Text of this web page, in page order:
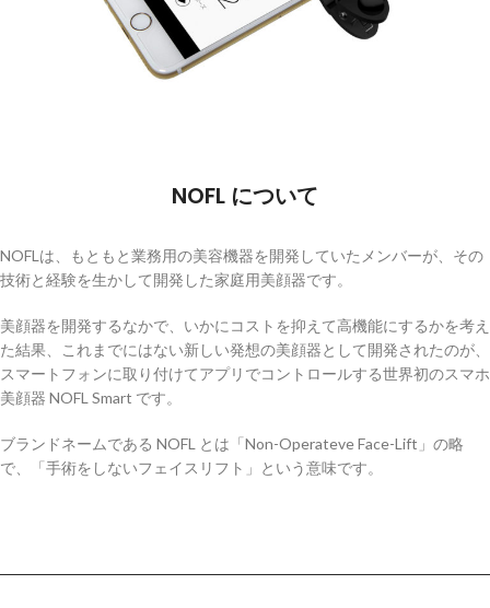
NOFL について
NOFLは、もともと業務用の美容機器を開発していたメンバーが、その
技術と経験を生かして開発した家庭用美顔器です。
美顔器を開発するなかで、いかにコストを抑えて高機能にするかを考え
た結果、これまでにはない新しい発想の美顔器として開発されたのが、
スマートフォンに取り付けてアプリでコントロールする世界初のスマホ
美顔器 NOFL Smart です。
ブランドネームである NOFL とは「Non-Operateve Face-Lift」の略
で、「手術をしないフェイスリフト」という意味です。